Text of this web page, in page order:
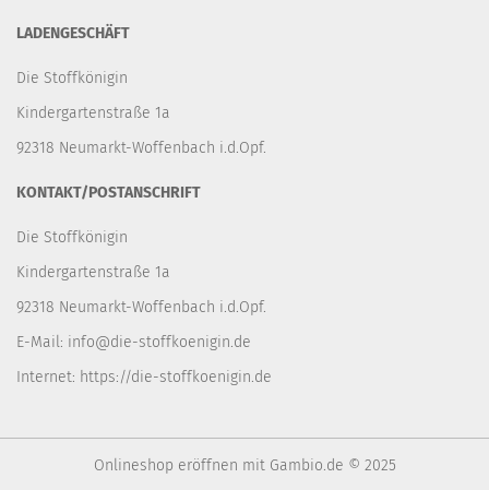
LADENGESCHÄFT
Die Stoffkönigin
Kindergartenstraße 1a
92318 Neumarkt-Woffenbach i.d.Opf.
KONTAKT/POSTANSCHRIFT
Die Stoffkönigin
Kindergartenstraße 1a
92318 Neumarkt-Woffenbach i.d.Opf.
E-Mail: info@die-stoffkoenigin.de
Internet: https://die-stoffkoenigin.de
Onlineshop eröffnen mit Gambio.de © 2025